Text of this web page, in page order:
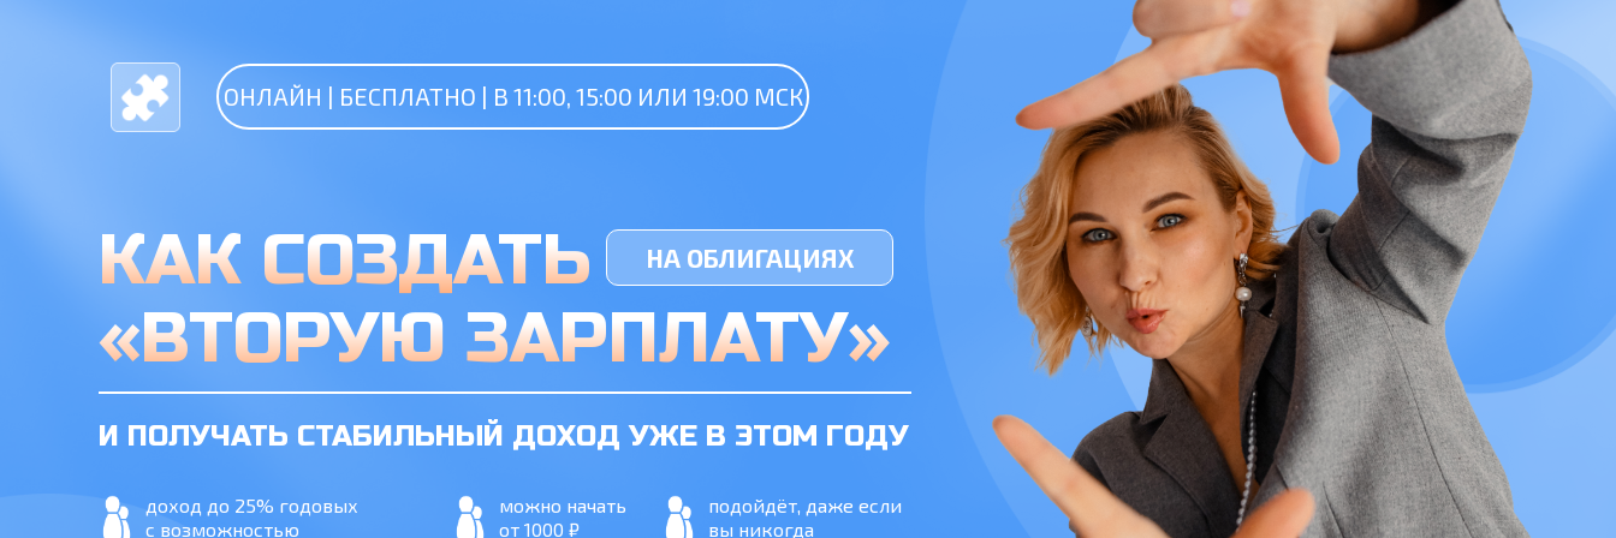
«ВТОРУЮ ЗАРПЛАТУ»
И ПОЛУЧАТЬ СТАБИЛЬНЫЙ ДОХОД УЖЕ В ЭТОМ ГОДУ
КАК СОЗДАТЬ НА ОБЛИГАЦИЯХ
подойдёт, даже если
вы никогда
можно начать
от 1000 ₽
доход до 25% годовых
с возможностью
ОНЛАЙН | БЕСПЛАТНО | В 11:00, 15:00 ИЛИ 19:00 МСК